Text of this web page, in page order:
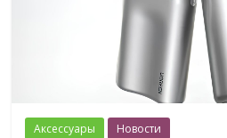
Аксессуары Новости